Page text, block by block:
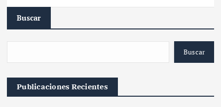
Buscar
Buscar
Publicaciones Recientes